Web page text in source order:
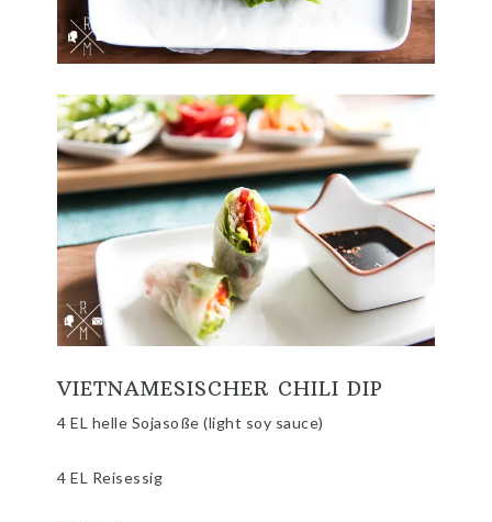
VIETNAMESISCHER CHILI DIP
4 EL helle Sojasoße (light soy sauce)
4 EL Reisessig